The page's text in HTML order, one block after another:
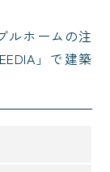
ルホームの注
」で建築